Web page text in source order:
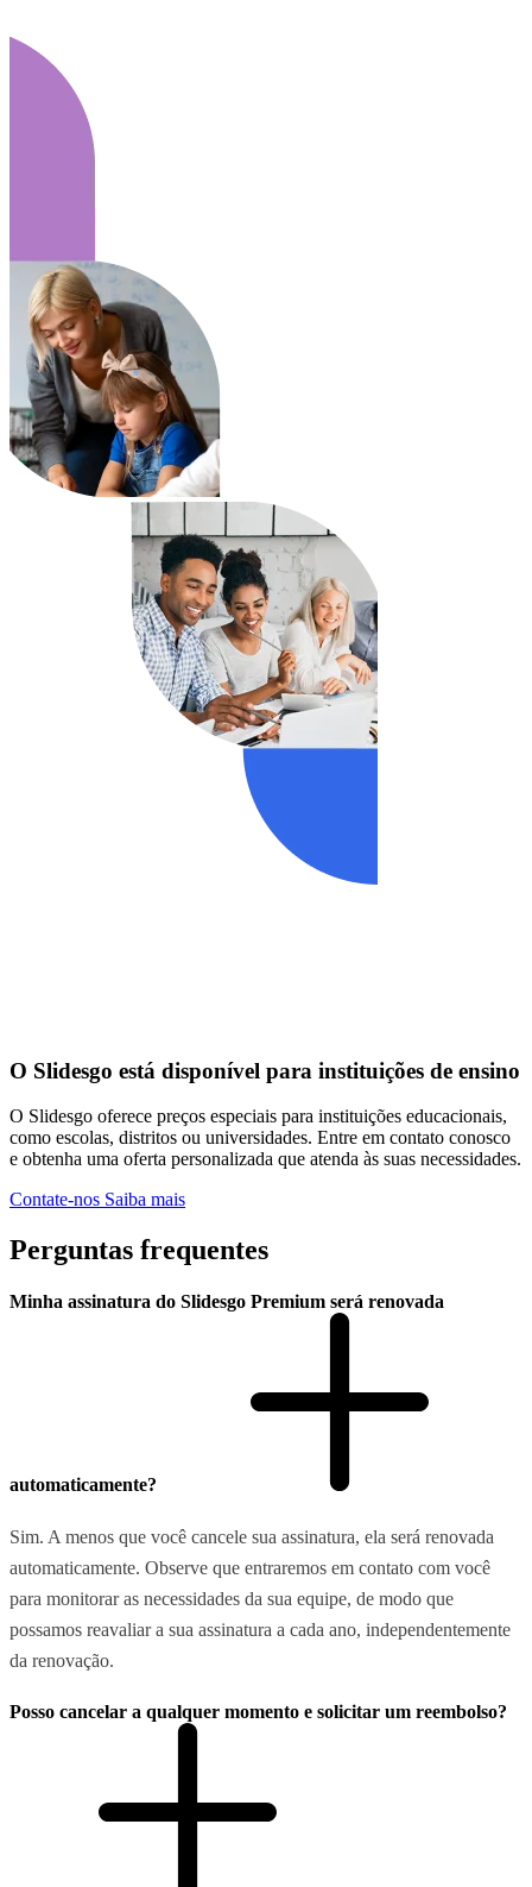
O Slidesgo está disponível para instituições de ensino
O Slidesgo oferece preços especiais para instituições educacionais,
como escolas, distritos ou universidades. Entre em contato conosco
e obtenha uma oferta personalizada que atenda às suas necessidades.
Contate-nos Saiba mais
Perguntas frequentes
Minha assinatura do Slidesgo Premium será renovada
automaticamente?
Sim. A menos que você cancele sua assinatura, ela será renovada
automaticamente. Observe que entraremos em contato com você
para monitorar as necessidades da sua equipe, de modo que
possamos reavaliar a sua assinatura a cada ano, independentemente
da renovação.
Posso cancelar a qualquer momento e solicitar um reembolso?